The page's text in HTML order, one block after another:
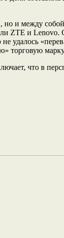
но и между
ZTE и Lenovo.
удалось
торговую
что в